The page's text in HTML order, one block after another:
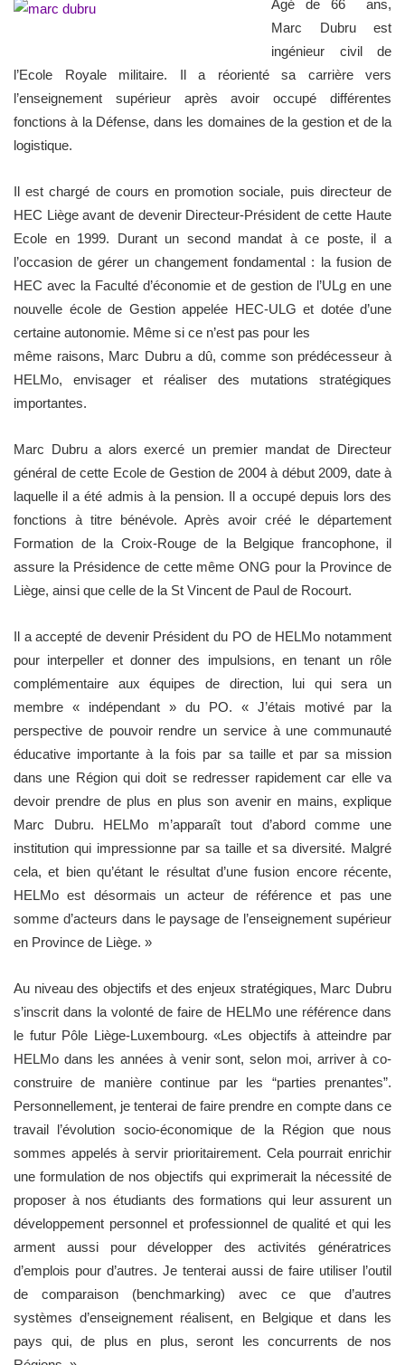
Agé de 66 ans,
Marc Dubru est
ingénieur civil de
l’Ecole Royale militaire. Il a réorienté sa carrière vers
l’enseignement supérieur après avoir occupé différentes
fonctions à la Défense, dans les domaines de la gestion et de la
logistique.
Il est chargé de cours en promotion sociale, puis directeur de
HEC Liège avant de devenir Directeur-Président de cette Haute
Ecole en 1999. Durant un second mandat à ce poste, il a
l’occasion de gérer un changement fondamental : la fusion de
HEC avec la Faculté d’économie et de gestion de l’ULg en une
nouvelle école de Gestion appelée HEC-ULG et dotée d’une
certaine autonomie. Même si ce n’est pas pour les
même raisons, Marc Dubru a dû, comme son prédécesseur à
HELMo, envisager et réaliser des mutations stratégiques
importantes.
Marc Dubru a alors exercé un premier mandat de Directeur
général de cette Ecole de Gestion de 2004 à début 2009, date à
laquelle il a été admis à la pension. Il a occupé depuis lors des
fonctions à titre bénévole. Après avoir créé le département
Formation de la Croix-Rouge de la Belgique francophone, il
assure la Présidence de cette même ONG pour la Province de
Liège, ainsi que celle de la St Vincent de Paul de Rocourt.
Il a accepté de devenir Président du PO de HELMo notamment
pour interpeller et donner des impulsions, en tenant un rôle
complémentaire aux équipes de direction, lui qui sera un
membre « indépendant » du PO. « J’étais motivé par la
perspective de pouvoir rendre un service à une communauté
éducative importante à la fois par sa taille et par sa mission
dans une Région qui doit se redresser rapidement car elle va
devoir prendre de plus en plus son avenir en mains, explique
Marc Dubru. HELMo m’apparaît tout d’abord comme une
institution qui impressionne par sa taille et sa diversité. Malgré
cela, et bien qu’étant le résultat d’une fusion encore récente,
HELMo est désormais un acteur de référence et pas une
somme d’acteurs dans le paysage de l’enseignement supérieur
en Province de Liège. »
Au niveau des objectifs et des enjeux stratégiques, Marc Dubru
s’inscrit dans la volonté de faire de HELMo une référence dans
le futur Pôle Liège-Luxembourg. «Les objectifs à atteindre par
HELMo dans les années à venir sont, selon moi, arriver à co-
construire de manière continue par les “parties prenantes”.
Personnellement, je tenterai de faire prendre en compte dans ce
travail l’évolution socio-économique de la Région que nous
sommes appelés à servir prioritairement. Cela pourrait enrichir
une formulation de nos objectifs qui exprimerait la nécessité de
proposer à nos étudiants des formations qui leur assurent un
développement personnel et professionnel de qualité et qui les
arment aussi pour développer des activités génératrices
d’emplois pour d’autres. Je tenterai aussi de faire utiliser l’outil
de comparaison (benchmarking) avec ce que d’autres
systèmes d’enseignement réalisent, en Belgique et dans les
pays qui, de plus en plus, seront les concurrents de nos